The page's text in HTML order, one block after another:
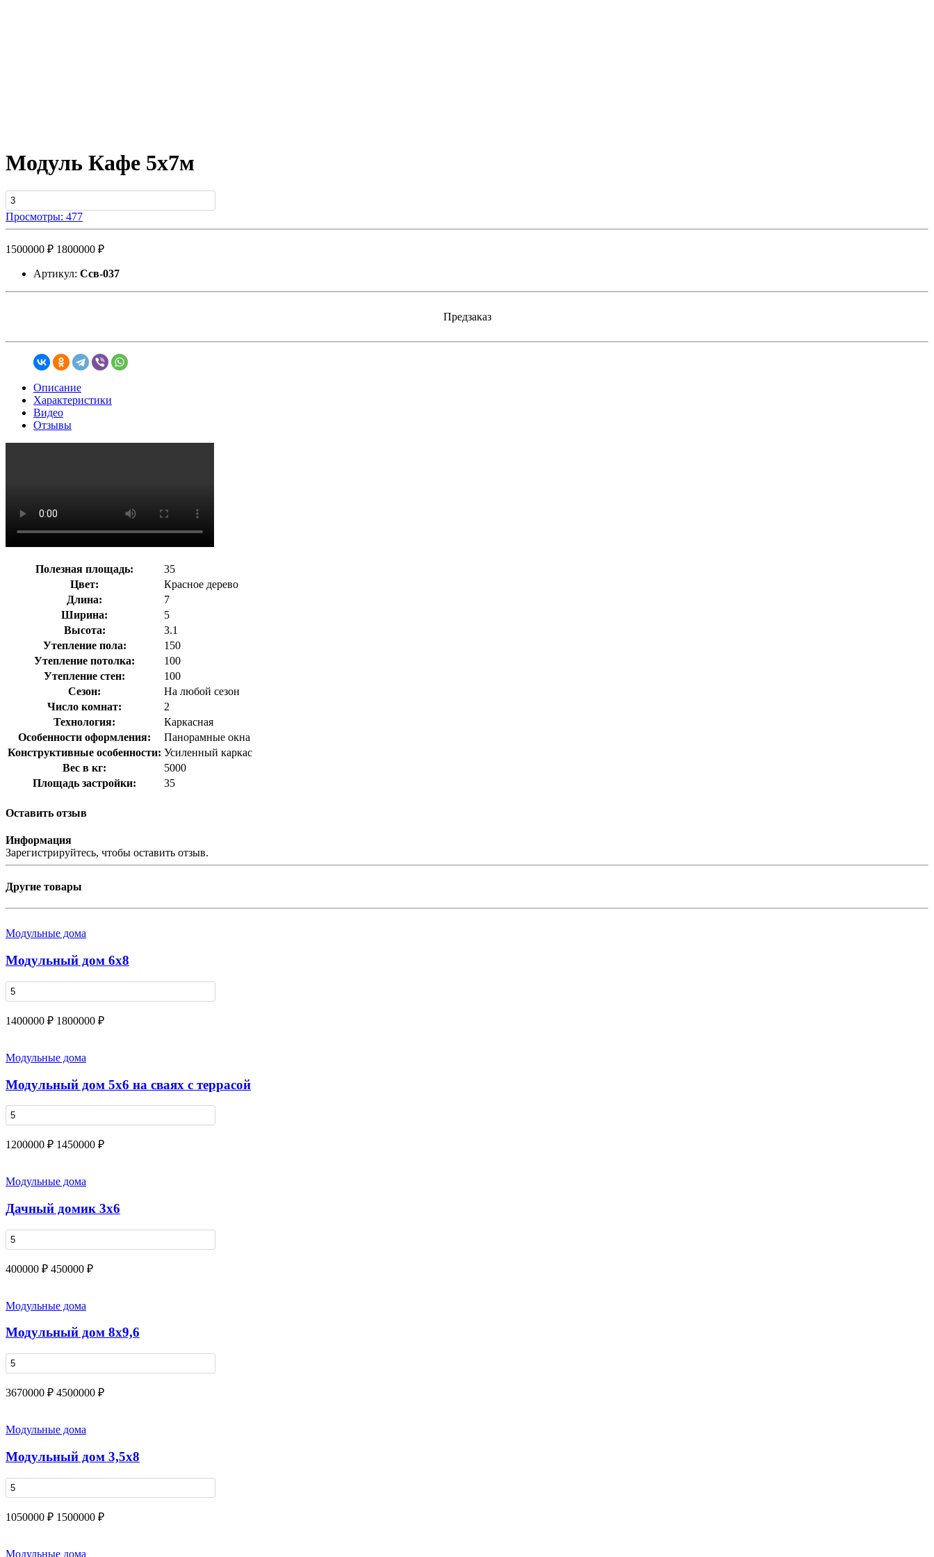
Модуль Кафе 5х7м
Просмотры: 477
1500000 ₽ 1800000 ₽
Артикул: Ссв-037
Предзаказ
Описание
Характеристики
Видео
Отзывы
Полезная площадь:
35
Цвет:
Красное дерево
Длина:
7
Ширина:
5
Высота:
3.1
Утепление пола:
150
Утепление потолка:
100
Утепление стен:
100
Сезон:
На любой сезон
Число комнат:
2
Технология:
Каркасная
Особенности оформления:
Панорамные окна
Конструктивные особенности: Усиленный каркас
Вес в кг:
5000
Площадь застройки:
35
Оставить отзыв
Информация
Зарегистрируйтесь, чтобы оставить отзыв.
Другие товары
Модульные дома
Модульный дом 6х8
1400000 ₽ 1800000 ₽
Модульные дома
Модульный дом 5х6 на сваях с террасой
1200000 ₽ 1450000 ₽
Модульные дома
Дачный домик 3х6
400000 ₽ 450000 ₽
Модульные дома
Модульный дом 8x9,6
3670000 ₽ 4500000 ₽
Модульные дома
Модульный дом 3,5х8
1050000 ₽ 1500000 ₽
Модульные дома